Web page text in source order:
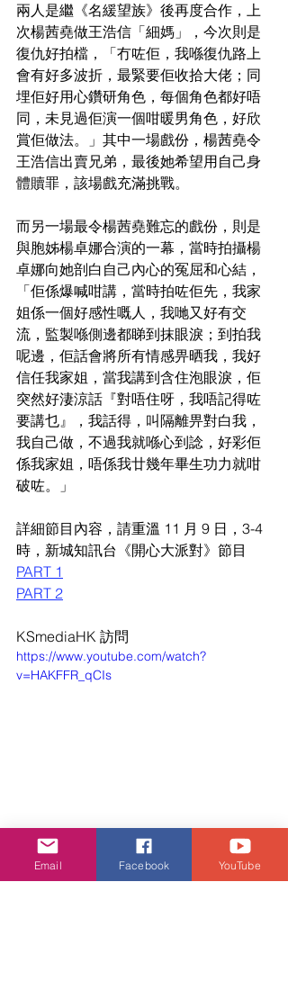
兩人是繼《名緩望族》後再度合作，上
次楊茜堯做王浩信「細媽」，今次則是
復仇好拍檔，「冇咗佢，我喺復仇路上
會有好多波折，最緊要佢收拾大佬；同
埋佢好用心鑽研角色，每個角色都好唔
同，未見過佢演一個咁暖男角色，好欣
賞佢做法。」其中一場戲份，楊茜堯令
王浩信出賣兄弟，最後她希望用自己身
體贖罪，該場戲充滿挑戰。
而另一場最令楊茜堯難忘的戲份，則是
與胞姊楊卓娜合演的一幕，當時拍攝楊
卓娜向她剖白自己內心的冤屈和心結，
「佢係爆喊咁講，當時拍咗佢先，我家
姐係一個好感性嘅人，我哋又好有交
流，監製喺側邊都睇到抹眼淚；到拍我
呢邊，佢話會將所有情感畀晒我，我好
信任我家姐，當我講到含住泡眼淚，佢
突然好淒涼話『對唔住呀，我唔記得咗
要講乜』，我話得，叫隔離畀對白我，
我自己做，不過我就喺心到諗，好彩佢
係我家姐，唔係我廿幾年畢生功力就咁
破咗。」
詳細節目內容，請重溫 11 月 9 日，3-4
時，新城知訊台《開心大派對》節目
PART 1
PART 2
KSmediaHK 訪問
https://www.youtube.com/watch?
v=HAKFFR_qCIs
Email Facebook YouTube